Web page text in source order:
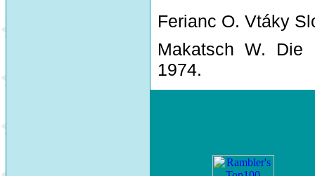
Ferianc O. Vtáky
Makatsch W. Die
1974.